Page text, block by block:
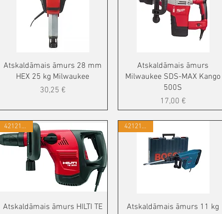
Atskaldāmais āmurs 28 mm
HEX 25 kg Milwaukee
Cena
30,25 €
Atskaldāmais āmurs
Milwaukee SDS-MAX Kango
500S
Cena
17,00 €
421215372
Atskaldāmais āmurs HILTI TE
421215349
Atskaldāmais āmurs 11 kg